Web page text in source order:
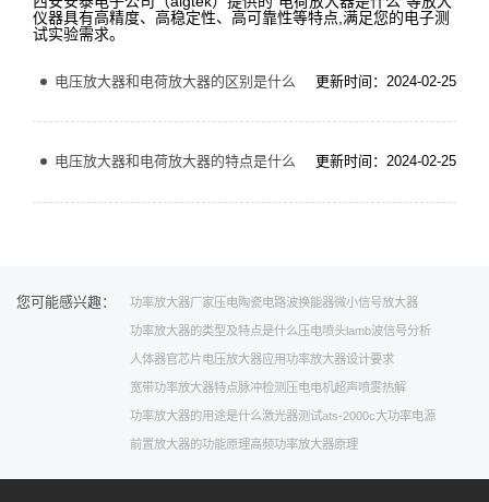
仪器具有高精度、高稳定性、高可靠性等特点,满足您的电子测
试实验需求。
电压放大器和电荷放大器的区别是什么 更新时间：2024-02-25
电压放大器和电荷放大器的特点是什么 更新时间：2024-02-25
您可能感兴趣： 功率放大器厂家 压电陶瓷电路波换能器微小信号放大器
功率放大器的类型及特点是什么 压电喷头lamb波信号分析
人体器官芯片电压放大器应用功率放大器设计要求
宽带功率放大器特点脉冲检测 压电电机超声喷雾热解
功率放大器的用途是什么激光器测试ats-2000c大功率电源
前置放大器的功能原理高频功率放大器原理